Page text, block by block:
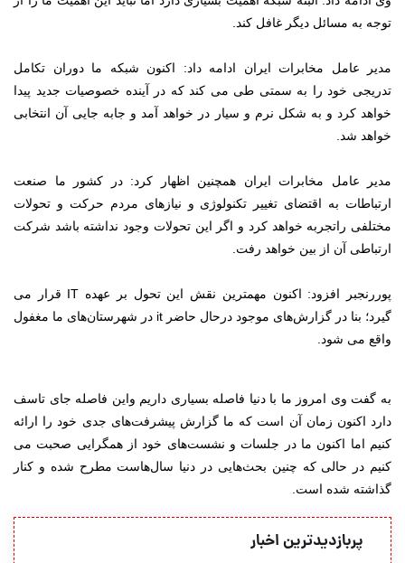
توجه به مسائل دیگر غافل کند.
مدیر عامل مخابرات ایران ادامه داد: اکنون شبکه ما دوران تکامل
تدریجی خود را به سمتی طی می کند که در آینده خصوصیات جدید پیدا
خواهد کرد و به شکل نرم و سیار در خواهد آمد و جابه جایی آن انتخابی
خواهد شد.
مدیر عامل مخابرات ایران همچنین اظهار کرد:‌ در کشور ما صنعت
ارتباطات به اقتضای تغییر تکنولوژی و نیازهای مردم حرکت و تحولات
مختلفی راتجربه خواهد کرد و اگر این تحولات وجود نداشته باشد شرکت
ارتباطی آن از بین خواهد رفت.
پوررنجبر افزود: اکنون مهمترین نقش این تحول بر عهده IT قرار می
گیرد؛ بنا در گزارش‌های موجود درحال حاضر it در شهرستان‌های ما مغفول
واقع می شود.
به گفت وی امروز ما با دنیا فاصله بسیاری داریم واین فاصله جای تاسف
دارد اکنون زمان آن است که ما گزارش پیشرفت‌های جدی خود را ارائه
کنیم اما اکنون ما در جلسات و نشست‌های خود از همگرایی صحبت می
کنیم در حالی که چنین بحث‌هایی در دنیا سال‌هاست مطرح شده و کنار
گذاشته شده است.
پربازدیدترین اخبار